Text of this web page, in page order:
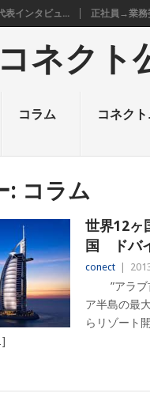
表インタビュ... 正社員→業務
ネクト
コラム コネク
: コラム
世界12ヶ
国 ドバ
conect
”アラブ首
ア半島の最
らリゾート